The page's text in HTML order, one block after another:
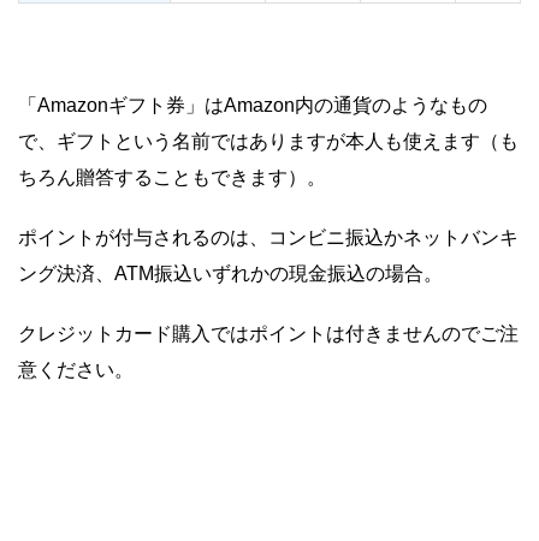
「Amazonギフト券」はAmazon内の通貨のようなもの
で、ギフトという名前ではありますが本人も使えます（も
ちろん贈答することもできます）。
ポイントが付与されるのは、コンビニ振込かネットバンキ
ング決済、ATM振込いずれかの現金振込の場合。
クレジットカード購入ではポイントは付きませんのでご注
意ください。